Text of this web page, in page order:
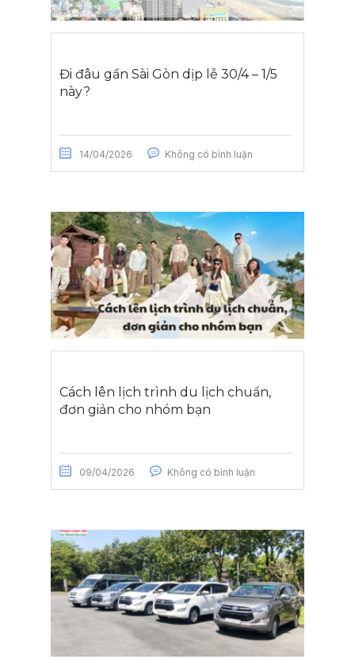
Đi đâu gần Sài Gòn dịp lễ 30/4 – 1/5
này?
14/04/2026 Không có bình luận
Cách lên lịch trình du lịch chuẩn,
đơn giản cho nhóm bạn
09/04/2026 Không có bình luận